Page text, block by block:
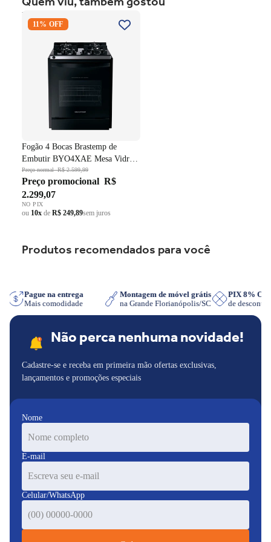
Fogão 4 Bocas Brastemp de
Embutir BYO4XAE Mesa
Fundido Dupla Chama Preto
11% OFF
Fogão 4 Bocas Brastemp de
Embutir BYO4XAE Mesa Vidro
Grade em Ferro Fundido Dupla
Chama Preto Bivolt
Preço normalR$ 2.599,99
Preço promocional R$
2.299,07
NO PIX
ou 10x de R$ 249,89sem juros
Produtos recomendados para você
Pague na entrega
Mais comodidade
Montagem de móvel grátis
na Grande Florianópolis/SC
PIX 8%
de
Não perca nenhuma novidade!
Cadastre-se e receba em primeira mão ofertas exclusivas,
lançamentos e promoções especiais
Nome
E-mail
Celular/WhatsApp